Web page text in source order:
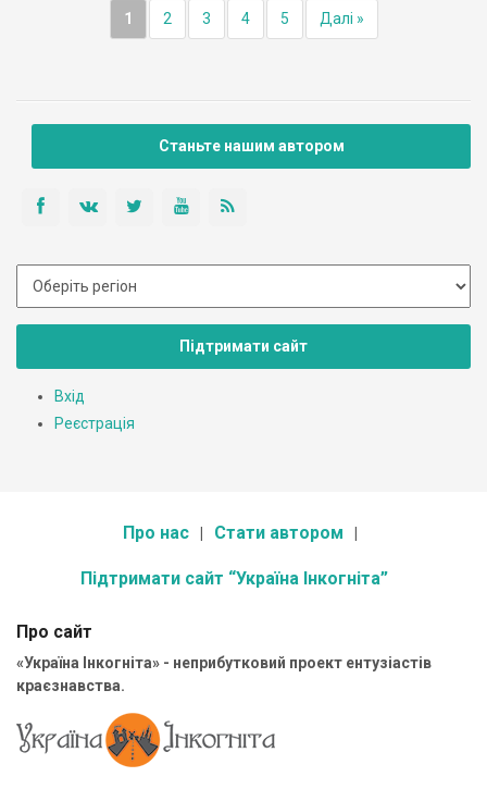
1 2 3 4 5 Далі »
Станьте нашим автором
Підтримати сайт
Вхід
Реєстрація
Про нас Стати автором
Підтримати сайт “Україна Інкогніта”
Про сайт
«Україна Інкогніта» - неприбутковий проект ентузіастів
краєзнавства.